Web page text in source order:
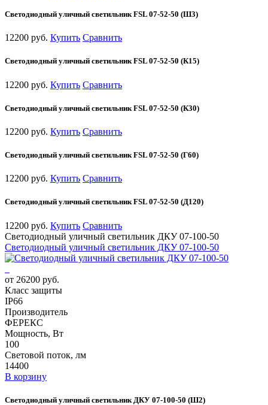
Светодиодный уличный светильник FSL 07-52-50 (Ш3)
12200 руб. Купить Сравнить
Светодиодный уличный светильник FSL 07-52-50 (К15)
12200 руб. Купить Сравнить
Светодиодный уличный светильник FSL 07-52-50 (К30)
12200 руб. Купить Сравнить
Светодиодный уличный светильник FSL 07-52-50 (Г60)
12200 руб. Купить Сравнить
Светодиодный уличный светильник FSL 07-52-50 (Д120)
12200 руб. Купить Сравнить
Светодиодный уличный светильник ДКУ 07-100-50
Светодиодный уличный светильник ДКУ 07-100-50
от 26200 руб.
Класс защиты
IP66
Производитель
ФЕРЕКС
Мощность, Вт
100
Световой поток, лм
14400
В корзину
Светодиодный уличный светильник ДКУ 07-100-50 (Ш2)